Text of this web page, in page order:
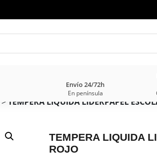
Envío 24/72h
En península
> TEMPERA LIQUIDA LIDERPAPEL
TEMPERA LIQUIDA
ROJO